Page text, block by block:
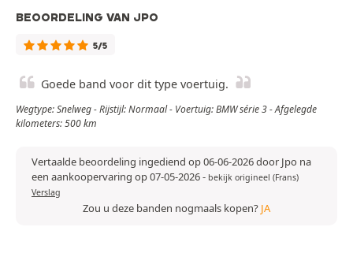
BEOORDELING VAN JPO
5/5
Goede band voor dit type voertuig.
Wegtype: Snelweg - Rijstijl: Normaal - Voertuig: BMW série 3 - Afgelegde
kilometers: 500 km
Vertaalde beoordeling ingediend op 06-06-2026 door Jpo na
een aankoopervaring op 07-05-2026- bekijk origineel (Frans)
Verslag
Zou u deze banden nogmaals kopen? JA